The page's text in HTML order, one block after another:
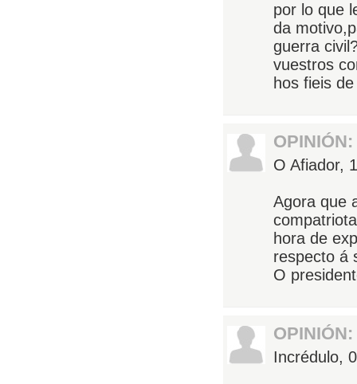
por lo que
da
guerra
vuestros
hos fieis
OPINIÓN:
O Afiador,
Agora que
hora de
respecto á
O
OPINIÓN:
Incrédulo,